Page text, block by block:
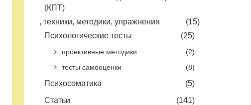
(КПТ)
, техники, методики, упражнения
(15)
Психологические тесты
(25)
проективные методики
(2)
тесты самооценки
(8)
Психосоматика
(5)
Статьи
(141)